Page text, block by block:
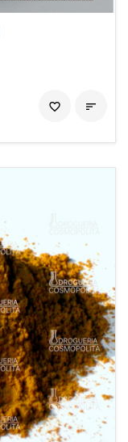

favorite_border